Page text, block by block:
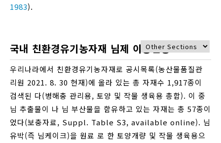
1983).
국내 친환경유기농자재 님제 이용현황
우리나라에서 친환경유기농자재로 공시목록(농산물품질관
리원 2021. 8. 30 현재)에 올라 있는 총 자재수 1,917종이
검색된 다(병해충 관리용, 토양 및 작물 생육용 총합). 이 중
님 추출물이 나 님 부산물을 함유하고 있는 자재는 총 57종이
었다(보충자료, Suppl. Table S3, available online). 님
유박(즉 님케이크)을 원료 로 한 토양개량 및 작물 생육용으